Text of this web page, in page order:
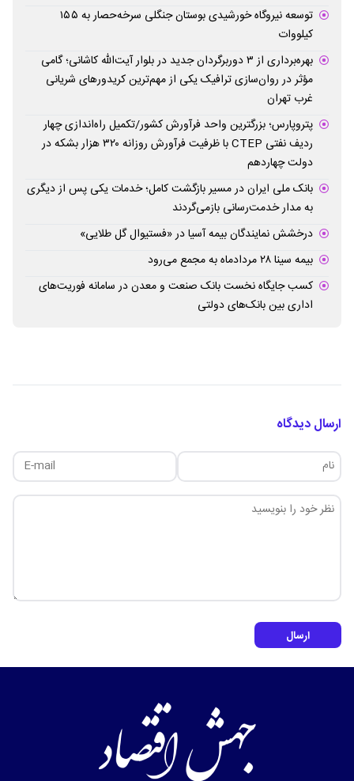
توسعه نیروگاه خورشیدی بوستان جنگلی سرخه‌حصار به ۱۵۵
کیلووات
بهره‌برداری از ۳ دوربرگردان جدید در بلوار آیت‌الله کاشانی؛ گامی
مؤثر در روان‌سازی ترافیک یکی از مهم‌ترین کریدورهای شریانی
غرب تهران
پتروپارس؛ بزرگترین واحد فرآورش کشور/تکمیل راه‌اندازی چهار
ردیف نفتی CTEP با ظرفیت فرآورش روزانه ۳۲۰ هزار بشکه در
دولت چهاردهم
بانک ملی ایران در مسیر بازگشت کامل؛ خدمات یکی پس از دیگری
به مدار خدمت‌رسانی بازمی‌گردند
درخشش نمایندگان بیمه آسیا در «فستیوال گل طلایی»
بیمه سینا ۲۸ مردادماه به مجمع می‌رود
کسب جایگاه نخست بانک صنعت و معدن در سامانه فوریت‌های
اداری بین بانک‌های دولتی
ارسال دیدگاه
ارسال